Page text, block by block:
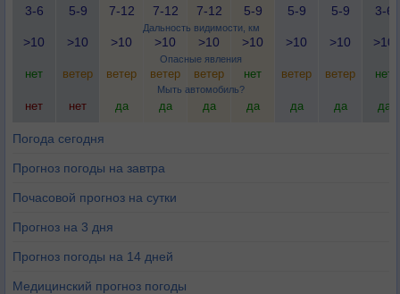
Дальность видимости, км
Опасные явления
Мыть автомобиль?
3-6
5-9
7-12
7-12
7-12
5-9
5-9
5-9
3-6
>10 >10 >10 >10 >10 >10 >10 >10 >10
нет ветер ветер ветер ветер нет ветер ветер нет
нет нет да да да да да да да
Погода сегодня
Прогноз погоды на завтра
Почасовой прогноз на сутки
Прогноз на 3 дня
Прогноз погоды на 14 дней
Медицинский прогноз погоды